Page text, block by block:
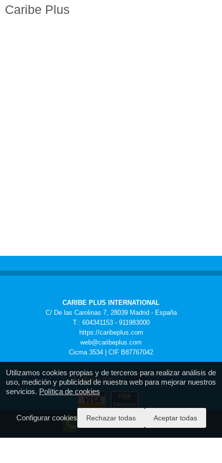
Estamos conectados, escríbenos
Utilizamos cookies propias y de terceros para realizar análisis de
uso, medición y publicidad de nuestra web para mejorar nuestros
servicios. Política de cookies
Configurar cookies Rechazar todas Aceptar todas
Caribe Plus
CARIBE PLUS INTERNATIONAL
C/ De las Carolinas 7, 28039 Madrid - España
T.: 604341153 - 911983000
https://caribeplus.com
web@caribeplus.com
Cicma 3534 | CIF B87767042